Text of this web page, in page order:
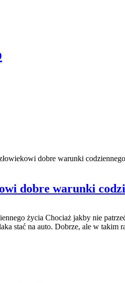
dobre warunki
dobre warunki
życia Chociaż jakby nie
stać na auto. Dobrze, ale w